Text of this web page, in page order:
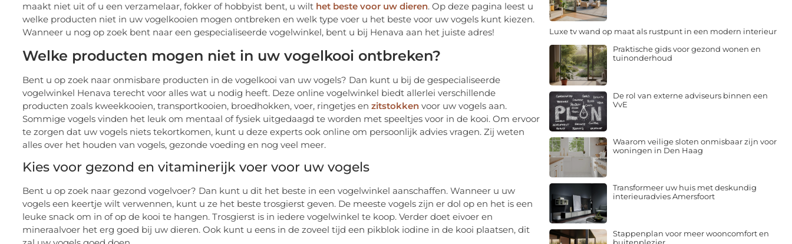
maakt niet uit of u een verzamelaar, fokker of hobbyist bent, u wilt het beste voor uw dieren. Op deze pagina leest u
welke producten niet in uw vogelkooien mogen ontbreken en welk type voer u het beste voor uw vogels kunt kiezen.
Wanneer u nog op zoek bent naar een gespecialiseerde vogelwinkel, bent u bij Henava aan het juiste adres!
Welke producten mogen niet in uw vogelkooi ontbreken?
Bent u op zoek naar onmisbare producten in de vogelkooi van uw vogels? Dan kunt u bij de gespecialiseerde
vogelwinkel Henava terecht voor alles wat u nodig heeft. Deze online vogelwinkel biedt allerlei verschillende
producten zoals kweekkooien, transportkooien, broedhokken, voer, ringetjes en zitstokken voor uw vogels aan.
Sommige vogels vinden het leuk om mentaal of fysiek uitgedaagd te worden met speeltjes voor in de kooi. Om ervoor
te zorgen dat uw vogels niets tekortkomen, kunt u deze experts ook online om persoonlijk advies vragen. Zij weten
alles over het houden van vogels, gezonde voeding en nog veel meer.
Kies voor gezond en vitaminerijk voer voor uw vogels
Bent u op zoek naar gezond vogelvoer? Dan kunt u dit het beste in een vogelwinkel aanschaffen. Wanneer u uw
vogels een keertje wilt verwennen, kunt u ze het beste trosgierst geven. De meeste vogels zijn er dol op en het is een
leuke snack om in of op de kooi te hangen. Trosgierst is in iedere vogelwinkel te koop. Verder doet eivoer en
mineraalvoer het erg goed bij uw dieren. Ook kunt u eens in de zoveel tijd een pikblok iodine in de kooi plaatsen, dit
Luxe tv wand op maat als rustpunt in een modern interieur
Praktische gids voor gezond wonen en
tuinonderhoud
De rol van externe adviseurs binnen een
VvE
Waarom veilige sloten onmisbaar zijn voor
woningen in Den Haag
Transformeer uw huis met deskundig
interieuradvies Amersfoort
Stappenplan voor meer wooncomfort en